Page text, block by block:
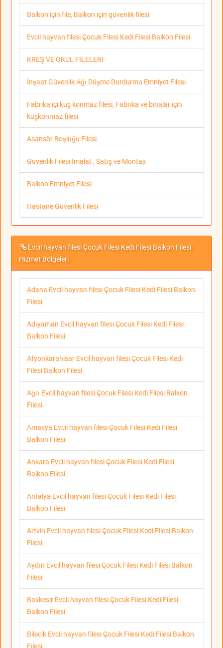
Balkon için file, Balkon için güvenlik filesi
Evcil hayvan filesi Çocuk Filesi Kedi Filesi Balkon Filesi
KREŞ VE OKUL FİLELERİ
İnşaat Güvenlik Ağı Düşme Durdurma Emniyet Filesi
Fabrika içi kuş konmaz filesi, Fabrika ve binalar için
kuşkonmaz filesi
Asansör Boşluğu Filesi
Güvenlik Filesi İmalat , Satış ve Montajı
Balkon Emniyet Filesi
Hastane Güvenlik Filesi
Evcil hayvan filesi Çocuk Filesi Kedi Filesi Balkon Filesi
Hizmet Bölgeleri
Adana Evcil hayvan filesi Çocuk Filesi Kedi Filesi Balkon
Filesi
Adıyaman Evcil hayvan filesi Çocuk Filesi Kedi Filesi
Balkon Filesi
Afyonkarahisar Evcil hayvan filesi Çocuk Filesi Kedi
Filesi Balkon Filesi
Ağrı Evcil hayvan filesi Çocuk Filesi Kedi Filesi Balkon
Filesi
Amasya Evcil hayvan filesi Çocuk Filesi Kedi Filesi
Balkon Filesi
Ankara Evcil hayvan filesi Çocuk Filesi Kedi Filesi
Balkon Filesi
Antalya Evcil hayvan filesi Çocuk Filesi Kedi Filesi
Balkon Filesi
Artvin Evcil hayvan filesi Çocuk Filesi Kedi Filesi Balkon
Filesi
Aydın Evcil hayvan filesi Çocuk Filesi Kedi Filesi Balkon
Filesi
Balıkesir Evcil hayvan filesi Çocuk Filesi Kedi Filesi
Balkon Filesi
Bilecik Evcil hayvan filesi Çocuk Filesi Kedi Filesi Balkon
Filesi